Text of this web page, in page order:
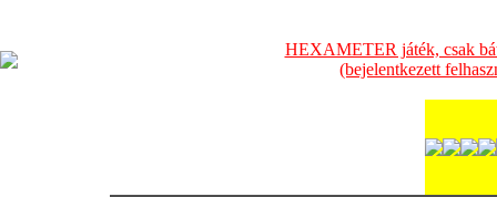
HEXAMETER játék, csak
(bejelentkezett